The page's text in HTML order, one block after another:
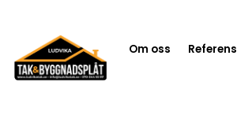
Om oss